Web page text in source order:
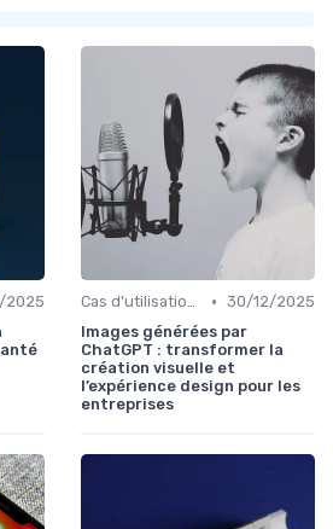
2025
Cas d'utilisation IA Business • 30/12/2025
Images générées par
ChatGPT : transformer la
création visuelle et
l’expérience design pour les
entreprises